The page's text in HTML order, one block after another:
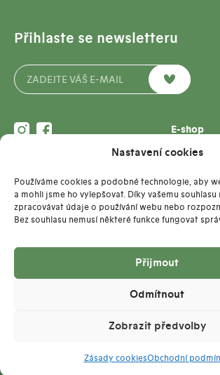
Nastavení cookies
Používáme cookies a podobné technologie, aby
a mohli jsme ho vylepšovat. Díky vašemu souhlasu
zpracovávat údaje o používání webu nebo
Bez souhlasu nemusí některé funkce fungovat
Přijmout
Odmítnout
Zobrazit předvolby
Zásady cookiesObchodní
MgA. Marcela Vostřelová
+420 736 615 166
E-shop
Pro firmy
O nás
Kontakt
Doprava a platba
Obchodní podmínky
Můj účet
Přihlaste se newsletteru